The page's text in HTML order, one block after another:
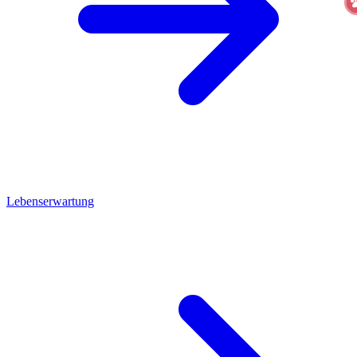
Lebenserwartung